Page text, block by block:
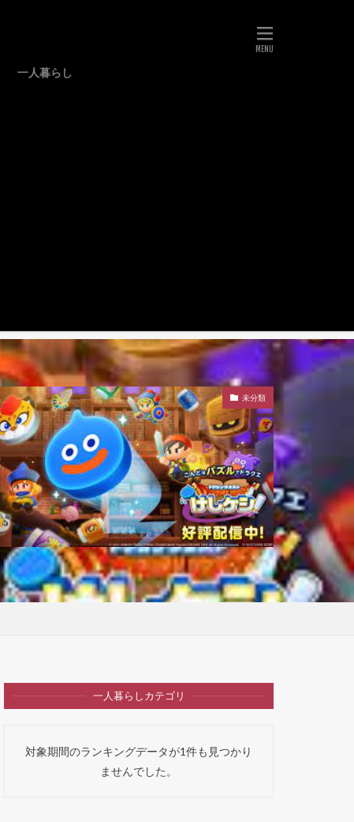
一人暮らし
未分類
一人暮らしカテゴリ
対象期間のランキングデータが1件も見つかり
ませんでした。